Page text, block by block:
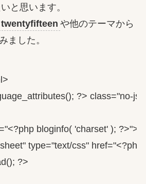
と思います。
twentyfifteen や他のテーマから
ました。
?> class="no-
bloginfo( 'charset' ); ?>">
type="text/css" href="<?php
?>